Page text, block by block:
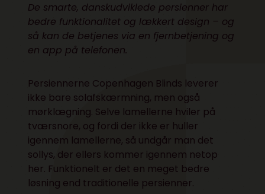
De smarte, danskudviklede persienner har
bedre funktionalitet og lækkert design – og
så kan de betjenes via en fjernbetjening og
en app på telefonen.
Persiennerne Copenhagen Blinds leverer
ikke bare solafskærmning, men også
mørklægning. Selve lamellerne hviler på
tværsnore, og fordi der ikke er huller
igennem lamellerne, så undgår man det
sollys, der ellers kommer igennem netop
her. Funktionelt er det en meget bedre
løsning end traditionelle persienner.